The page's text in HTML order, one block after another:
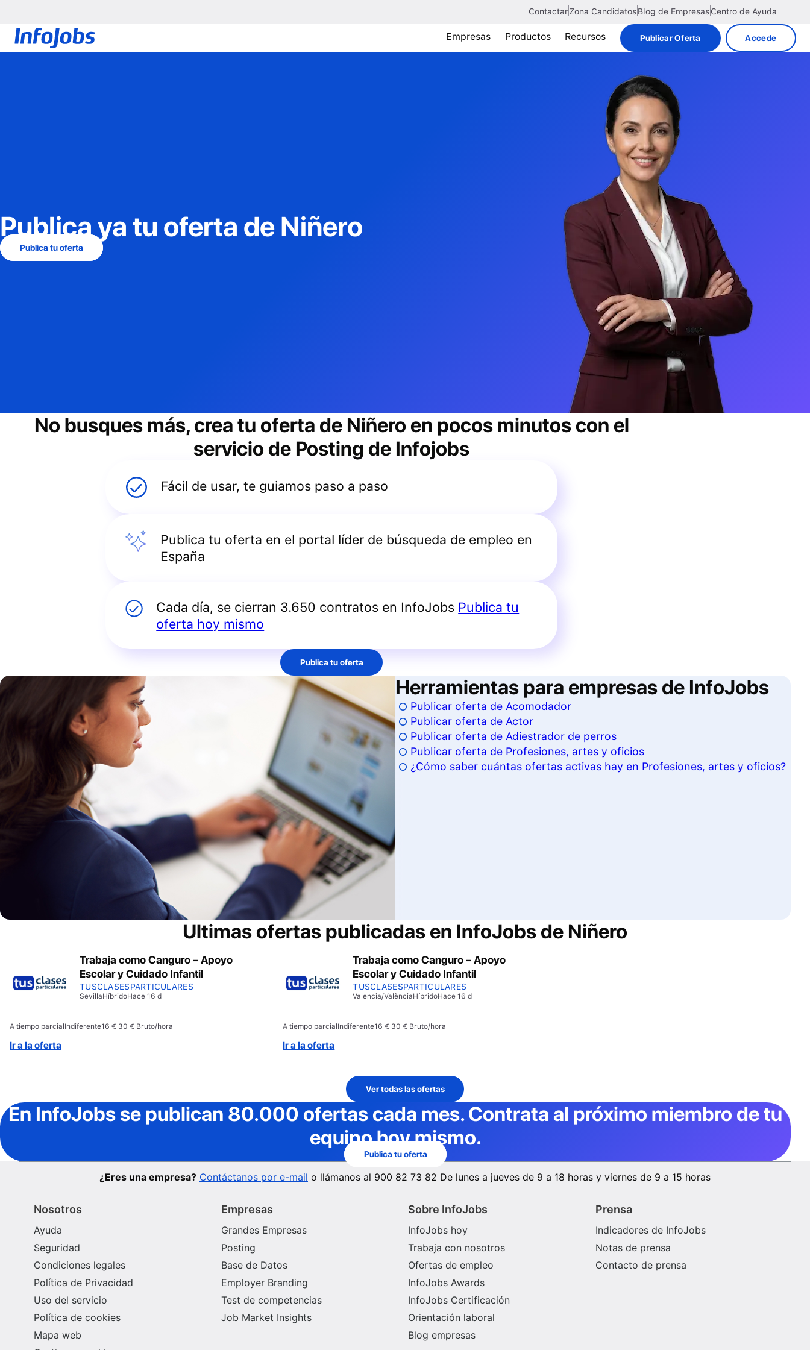
ContactarZona CandidatosBlog de EmpresasCentro de Ayuda
Empresas Productos Recursos Publicar Oferta Accede
Publica ya tu oferta de Niñero
Publica tu oferta
No busques más, crea tu oferta de Niñero en pocos minutos con el
servicio de Posting de Infojobs
Fácil de usar, te guiamos paso a paso
Publica tu oferta en el portal líder de búsqueda de empleo en
España
Cada día, se cierran 3.650 contratos en InfoJobs Publica tu
oferta hoy mismo
Publica tu oferta
Herramientas para empresas de InfoJobs
Publicar oferta de Acomodador
Publicar oferta de Actor
Publicar oferta de Adiestrador de perros
Publicar oferta de Profesiones, artes y oficios
¿Cómo saber cuántas ofertas activas hay en Profesiones, artes y oficios?
Ultimas ofertas publicadas en InfoJobs de Niñero
Trabaja como Canguro – Apoyo
Escolar y Cuidado Infantil
TUSCLASESPARTICULARES
SevillaHíbridoHace 16 d
A tiempo parcialIndiferente16 € 30 € Bruto/hora
Ir a la oferta
Trabaja como Canguro – Apoyo
Escolar y Cuidado Infantil
TUSCLASESPARTICULARES
Valencia/ValènciaHíbridoHace 16 d
A tiempo parcialIndiferente16 € 30 € Bruto/hora
Ir a la oferta
Ver todas las ofertas
En InfoJobs se publican 80.000 ofertas cada mes. Contrata al próximo miembro de tu
equipo hoy mismo.
Publica tu oferta
¿Eres una empresa? Contáctanos por e-mail o llámanos al 900 82 73 82 De lunes a jueves de 9 a 18 horas y viernes de 9 a 15 horas
Nosotros
Ayuda
Seguridad
Condiciones legales
Política de Privacidad
Uso del servicio
Política de cookies
Mapa web
Empresas
Grandes Empresas
Posting
Base de Datos
Employer Branding
Test de competencias
Job Market Insights
Sobre InfoJobs
InfoJobs hoy
Trabaja con nosotros
Ofertas de empleo
InfoJobs Awards
InfoJobs Certificación
Orientación laboral
Blog empresas
Prensa
Indicadores de InfoJobs
Notas de prensa
Contacto de prensa